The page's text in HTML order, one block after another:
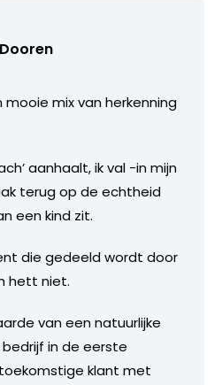
mooie mix van herkenning
aanhaalt, ik val -in mijn
terug op de echtheid
een kind zit.
die gedeeld wordt door
hett niet.
van een natuurlijke
bedrijf in de eerste
klant met